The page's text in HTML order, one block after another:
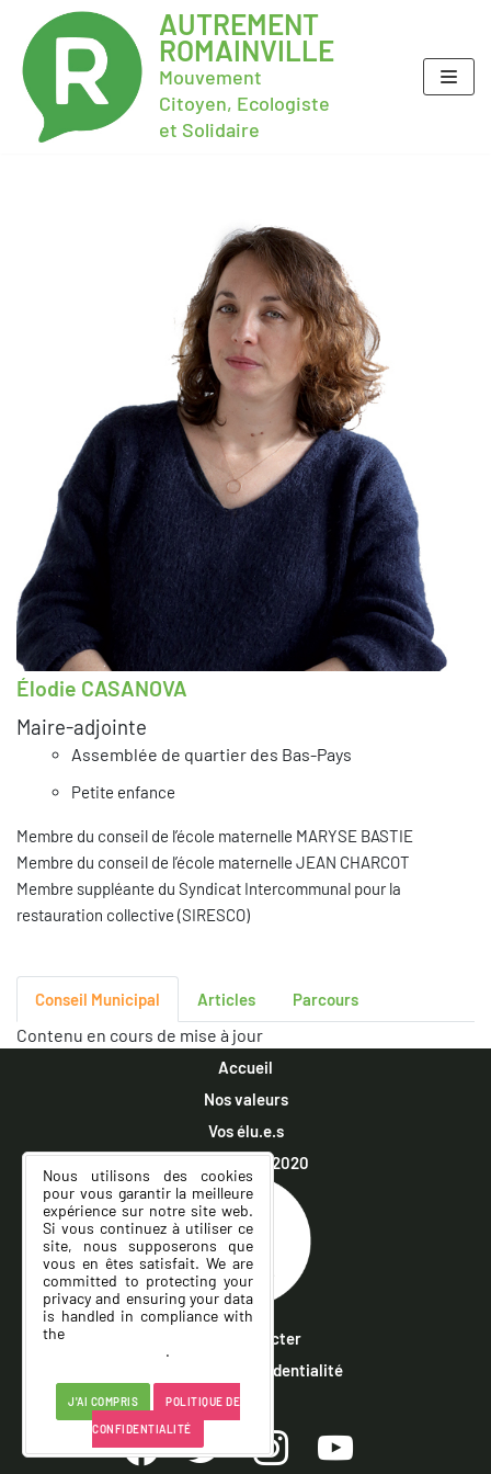
AUTREMENT
ROMAINVILLE
Mouvement
Citoyen, Ecologiste
et Solidaire
Élodie CASANOVA
Maire-adjointe
Assemblée de quartier des Bas-Pays
Petite enfance
Membre du conseil de l’école maternelle MARYSE BASTIE
Membre du conseil de l’école maternelle JEAN CHARCOT
Membre suppléante du Syndicat Intercommunal pour la
restauration collective (SIRESCO)
Conseil Municipal Articles Parcours
Contenu en cours de mise à jour
Accueil
Nos valeurs
Vos élu.e.s
Municipales 2020
Nous contacter
Politique de confidentialité
Nous utilisons des cookies
pour vous garantir la meilleure
expérience sur notre site web.
Si vous continuez à utiliser ce
site, nous supposerons que
vous en êtes satisfait. We are
committed to protecting your
privacy and ensuring your data
is handled in compliance with
the
.
J'AI COMPRIS POLITIQUE DE
CONFIDENTIALITÉ